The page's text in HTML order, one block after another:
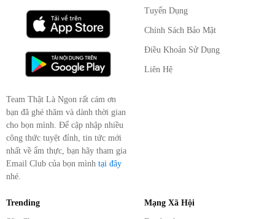
Team Thật Là Ngon rất cám ơn
bạn đã ghé thăm và dành thời gian
cho bọn mình. Để cập nhập nhiều
công thức tuyệt đỉnh, tin tức mới
nhất về ẩm thực, bạn hãy tham gia
Email Club của bọn mình tại đây
nhé.
Tuyển Dụng
Chính Sách Bảo Mật
Điều Khoản Sử Dụng
Liên Hệ
Trending Mạng Xã Hội